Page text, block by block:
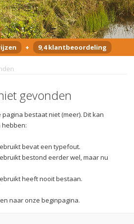
+ 9,4 klantbeoordeling
gevonden
bestaat niet (meer). Dit kan
bevat een typefout.
bestond eerder wel, maar nu
heeft nooit bestaan.
naar onze beginpagina.